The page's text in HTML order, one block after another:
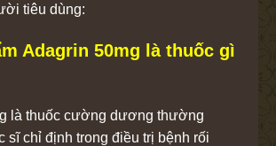
tiêu dùng:
Adagrin 50mg là thuốc gì
là thuốc cường dương thường
sĩ chỉ định trong điều trị bệnh rối